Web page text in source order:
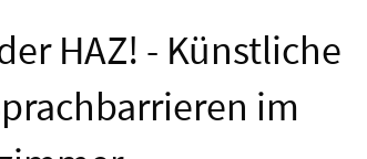
HAZ! - Künstliche
im